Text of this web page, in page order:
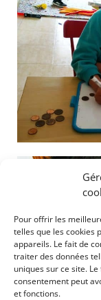
Pour offrir les
telles que les cookies
appareils. Le fait de
traiter des données
uniques sur ce site.
consentement peut
et fonctions.